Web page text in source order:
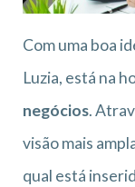
Com uma boa
Luzia, está na
negócios.
visão mais
qual está